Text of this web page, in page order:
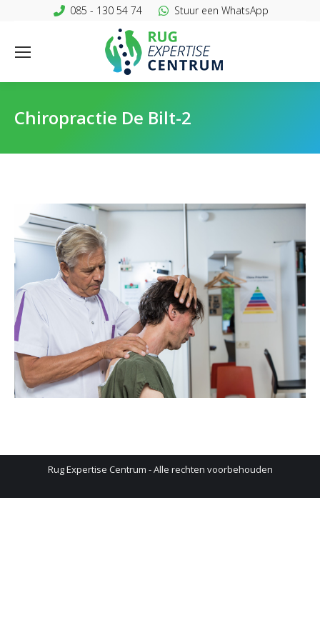
085 - 130 54 74 Stuur een WhatsApp
Chiropractie De Bilt-2
Rug Expertise Centrum - Alle rechten voorbehouden